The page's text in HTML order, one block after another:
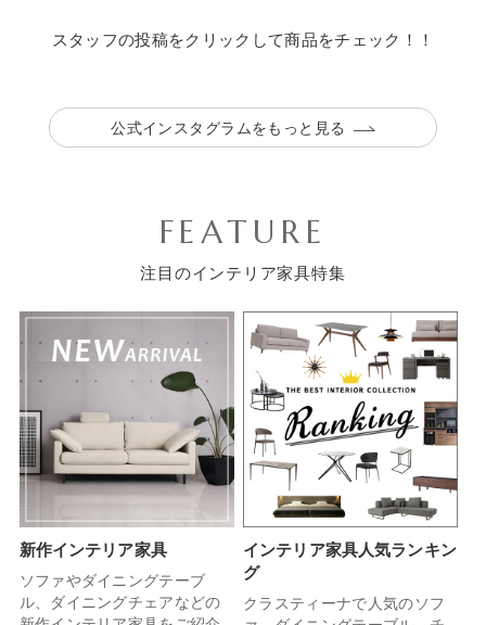
スタッフの投稿をクリックして商品をチェック！！
公式インスタグラムをもっと見る
FEATURE
注目のインテリア家具特集
新作インテリア家具
ソファやダイニングテーブ
ル、ダイニングチェアなどの
インテリア家具人気ランキン
グ
クラスティーナで人気のソフ